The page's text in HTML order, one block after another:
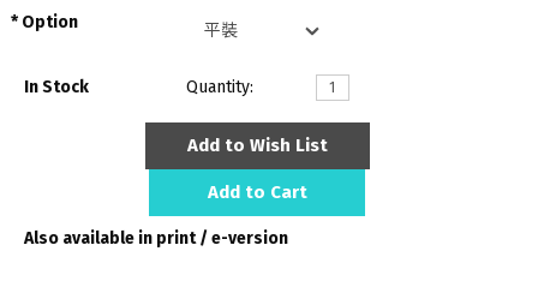
Option
In Stock Quantity:
Add to Wish List
Add to Cart
Also available in print / e-version